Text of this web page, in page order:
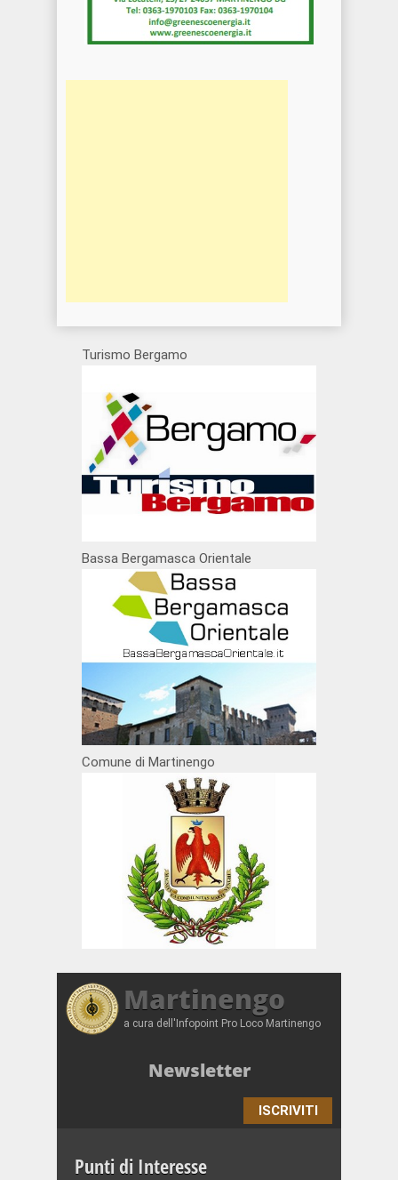
Turismo Bergamo
Bassa Bergamasca Orientale
Comune di Martinengo
Martinengo
a cura dell'Infopoint Pro Loco Martinengo
Newsletter
ISCRIVITI
Punti di Interesse